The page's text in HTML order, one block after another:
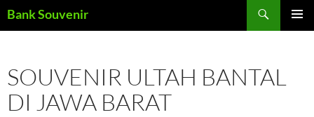
Bank Souvenir
SOUVENIR ULTAH BANTAL
DI JAWA BARAT